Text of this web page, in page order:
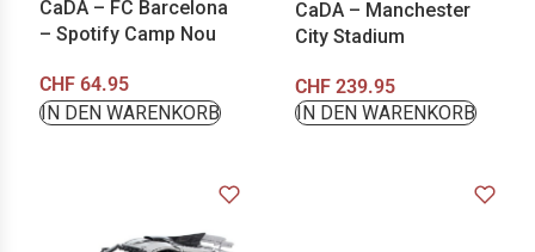
CaDA – FC Barcelona
– Spotify Camp Nou
CHF 64.95
IN DEN WARENKORB
CaDA – Manchester
City Stadium
CHF239.95
IN DEN WARENKORB